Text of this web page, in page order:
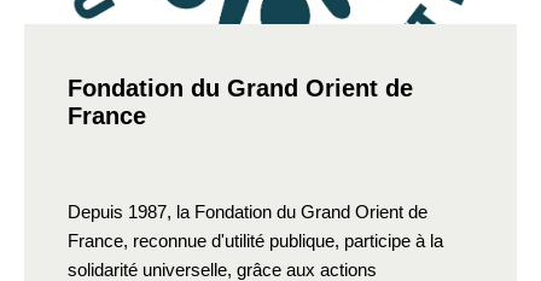
Fondation du Grand Orient de
France
Depuis 1987, la Fondation du Grand Orient de
France, reconnue d'utilité publique, participe à la
solidarité universelle, grâce aux actions